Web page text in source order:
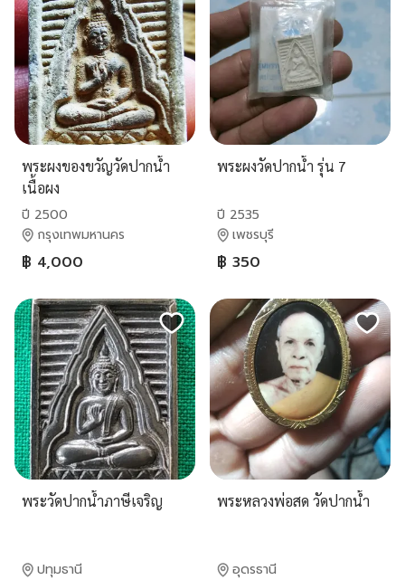
พระผงของขวัญวัดปากน้ำ
เนื้อผง
ปี 2500
กรุงเทพมหานคร
฿ 4,000
พระผงวัดปากน้ำ รุ่น 7
ปี 2535
เพชรบุรี
฿ 350
พระวัดปากน้ำภาษีเจริญ
ปทุมธานี
พระหลวงพ่อสด วัดปากน้ำ
อุดรธานี